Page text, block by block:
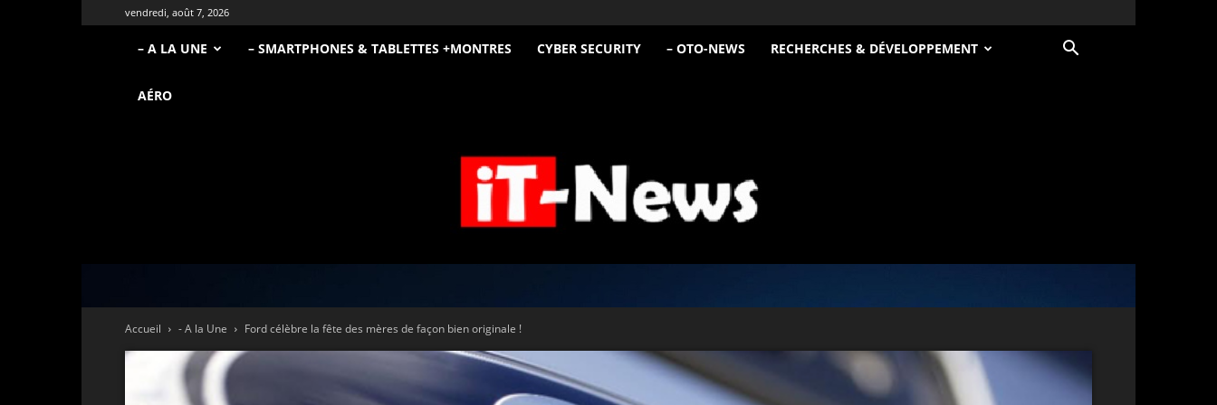
vendredi, août 7, 2026
– A LA UNE – SMARTPHONES & TABLETTES +MONTRES CYBER SECURITY – OTO-NEWS RECHERCHES & DÉVELOPPEMENT
AÉRO
iT
Accueil
- A la Une Ford célèbre la fête des mères de façon bien originale !